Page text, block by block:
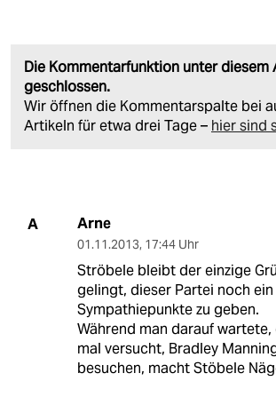
Die Kommentarfunktion unter diesem
geschlossen.
Wir öffnen die Kommentarspalte bei
Artikeln für etwa drei Tage – hier sind
A Arne
01.11.2013, 17:44 Uhr
Ströbele bleibt der einzige
gelingt, dieser Partei noch
Sympathiepunkte zu geben.
Während man darauf wartete,
mal versucht, Bradley
besuchen, macht Stöbele